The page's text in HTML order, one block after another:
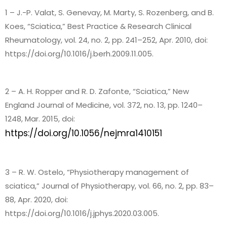
1 – J.-P. Valat, S. Genevay, M. Marty, S. Rozenberg, and B.
Koes, “Sciatica,” Best Practice & Research Clinical
Rheumatology, vol. 24, no. 2, pp. 241–252, Apr. 2010, doi:
https://doi.org/10.1016/j.berh.2009.11.005.
2 – A. H. Ropper and R. D. Zafonte, “Sciatica,” New
England Journal of Medicine, vol. 372, no. 13, pp. 1240–
1248, Mar. 2015, doi:
https://doi.org/10.1056/nejmra1410151
3 – R. W. Ostelo, “Physiotherapy management of
sciatica,” Journal of Physiotherapy, vol. 66, no. 2, pp. 83–
88, Apr. 2020, doi:
https://doi.org/10.1016/j.jphys.2020.03.005.